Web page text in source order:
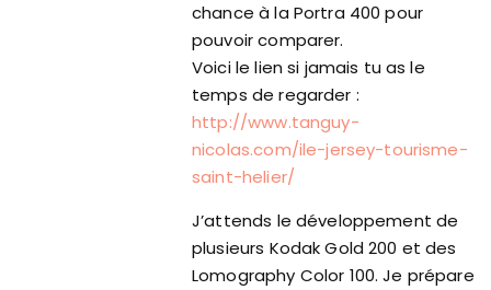
chance à la Portra 400 pour
pouvoir comparer.
Voici le lien si jamais tu as le
temps de regarder :
http://www.tanguy-
nicolas.com/ile-jersey-tourisme-
saint-helier/
J’attends le développement de
plusieurs Kodak Gold 200 et des
Lomography Color 100. Je prépare